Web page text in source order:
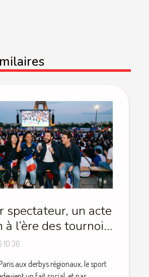
spectateur, un acte
à l’ère des tournois
populaires
10:36
aux derbys régionaux, le sport